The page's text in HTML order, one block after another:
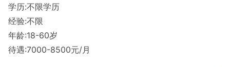
学历:不限学历
经验:不限
年龄:18-60岁
待遇:7000-8500元/月